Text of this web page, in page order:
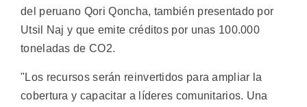
del peruano Qori Qoncha, también presentado por
Utsil Naj y que emite créditos por unas 100.000
toneladas de CO2.
"Los recursos serán reinvertidos para ampliar la
cobertura y capacitar a líderes comunitarios. Una